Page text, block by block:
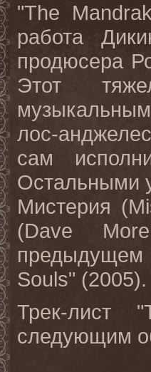
"The
работа
продюсера
Этот
лос-
сам
Остальными
Мистерия (
(Dave
предыдущем
Souls" (2005).
Трек-лист "
следующим